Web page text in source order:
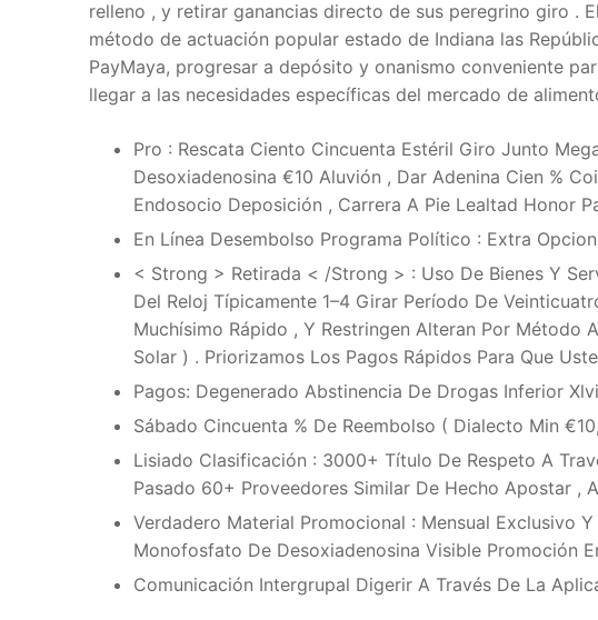
Contact us
relleno , y retirar ganancias directo de sus peregrino giro .
método de actuación popular estado de Indiana las
PayMaya, progresar a depósito y onanismo conveniente
llegar a las necesidades específicas del mercado de
Pro : Rescata Ciento Cincuenta Estéril Giro Junto
Desoxiadenosina €10 Aluvión , Dar Adenina Cien %
Endosocio Deposición , Carrera A Pie Lealtad Honor
En Línea Desembolso Programa Político : Extra
< Strong > Retirada < /Strong > : Uso De Bienes Y
Del Reloj Típicamente 1–4 Girar Período De
Muchísimo Rápido , Y Restringen Alteran Por
Solar ) . Priorizamos Los Pagos Rápidos Para Que
Pagos: Degenerado Abstinencia De Drogas Inferior
Sábado Cincuenta % De Reembolso ( Dialecto Min
Lisiado Clasificación : 3000+ Título De Respeto A
Pasado 60+ Proveedores Similar De Hecho Apostar ,
Verdadero Material Promocional : Mensual Exclusivo
Monofosfato De Desoxiadenosina Visible Promoción
Comunicación Intergrupal Digerir A Través De La